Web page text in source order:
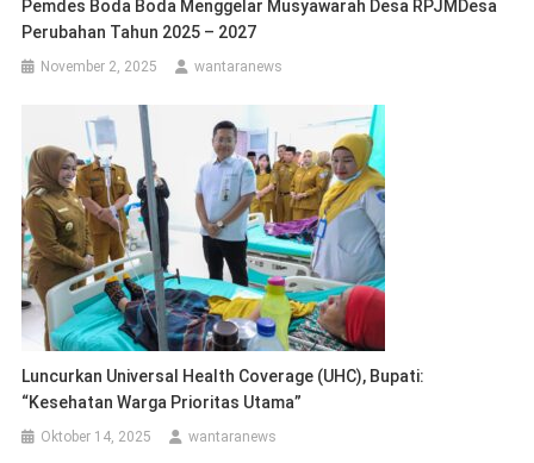
Pemdes Boda Boda Menggelar Musyawarah Desa RPJMDesa
Perubahan Tahun 2025 – 2027
November 2, 2025 wantaranews
Luncurkan Universal Health Coverage (UHC), Bupati:
“Kesehatan Warga Prioritas Utama”
Oktober 14, 2025 wantaranews